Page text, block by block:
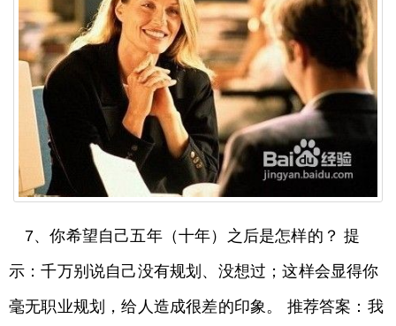
7、你希望自己五年（十年）之后是怎样的？ 提
示：千万别说自己没有规划、没想过；这样会显得你
毫无职业规划，给人造成很差的印象。 推荐答案：我